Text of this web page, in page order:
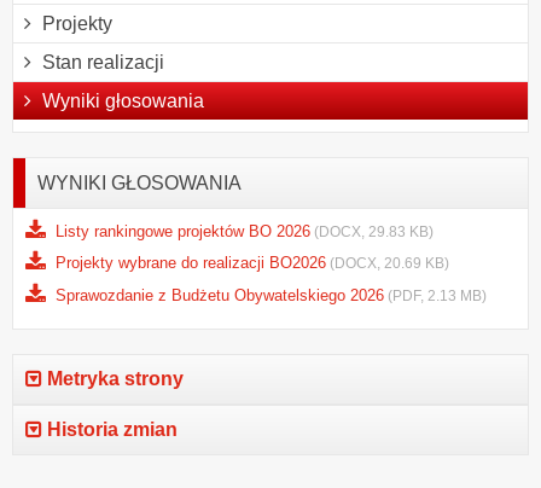
Projekty
Stan realizacji
Wyniki głosowania
WYNIKI GŁOSOWANIA
Listy rankingowe projektów BO 2026 (DOCX, 29.83 KB)
Projekty wybrane do realizacji BO2026 (DOCX, 20.69 KB)
Sprawozdanie z Budżetu Obywatelskiego 2026 (PDF, 2.13 MB)
Metryka strony
Historia zmian